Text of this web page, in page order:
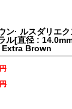
ン· ルスダリエ
ル[直径 :
Brown